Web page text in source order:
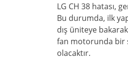
LG CH 38 hatası,
Bu durumda, ilk
dış üniteye
fan motorunda bir
olacaktır.